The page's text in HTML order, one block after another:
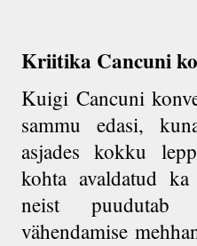
Kriitika Cancuni
Kuigi Cancuni
sammu edasi,
asjades kokku
kohta avaldatud
neist puudutab
vähendamise